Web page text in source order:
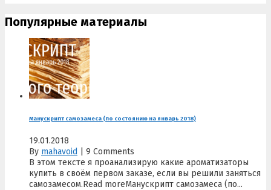
Популярные материалы
Манускрипт самозамеса (по состоянию на январь 2018)
19.01.2018
By mahavoid
9 Comments
В этом тексте я проанализирую какие ароматизаторы
купить в своём первом заказе, если вы решили заняться
самозамесом.Read moreМанускрипт самозамеса (по...